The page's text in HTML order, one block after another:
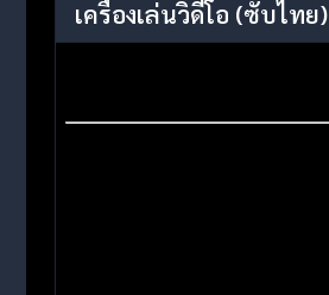
เครื่องเล่นวิดีโอ (ซับไทย)